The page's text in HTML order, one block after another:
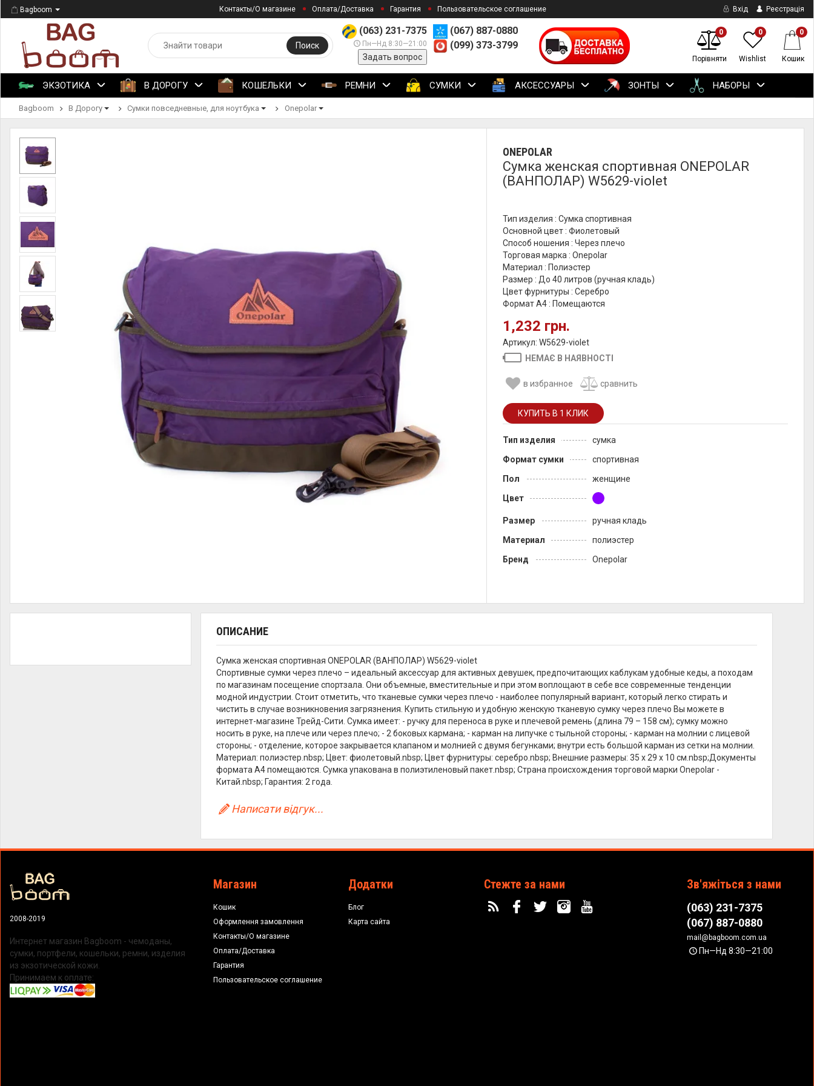
Bagboom Контакты/О магазине Оплата/Доставка Гарантия Пользовательское соглашение Вхід Реєстрація
(063) 231-7375
Пн—Нд 8:30—21:00
Задать вопрос
(067) 887-0880
(099) 373-3799
Поиск
0
Порівняти
0
Wishlist
0
Кошик
ЭКЗОТИКА В ДОРОГУ КОШЕЛЬКИ РЕМНИ СУМКИ АКСЕССУАРЫ ЗОНТЫ НАБОРЫ
Bagboom В Дорогу Сумки повседневные, для ноутбука Onepolar
ONEPOLAR
Сумка женская спортивная ONEPOLAR
(ВАНПОЛАР) W5629-violet
Тип изделия : Сумка спортивная
Основной цвет : Фиолетовый
Способ ношения : Через плечо
Торговая марка : Onepolar
Материал : Полиэстер
Размер : До 40 литров (ручная кладь)
Цвет фурнитуры : Серебро
Формат А4 : Помещаются
1,232 грн.
Артикул: W5629-violet
НЕМАЄ В НАЯВНОСТІ
в избранное сравнить
Тип изделия
сумка
Формат сумки
спортивная
Пол
женщине
Цвет
Размер
ручная кладь
Материал
полиэстер
Бренд
Onepolar
ОПИСАНИЕ
Сумка женская спортивная ONEPOLAR (ВАНПОЛАР) W5629-violet
Спортивные сумки через плечо – идеальный аксессуар для активных девушек, предпочитающих каблукам удобные кеды, а походам
по магазинам посещение спортзала. Они объемные, вместительные и при этом воплощают в себе все современные тенденции
модной индустрии. Стоит отметить, что тканевые сумки через плечо - наиболее популярный вариант, который легко стирать и
чистить в случае возникновения загрязнения. Купить стильную и удобную женскую тканевую сумку через плечо Вы можете в
интернет-магазине Трейд-Сити. Сумка имеет: - ручку для переноса в руке и плечевой ремень (длина 79 – 158 см); сумку можно
носить в руке, на плече или через плечо; - 2 боковых кармана; - карман на липучке с тыльной стороны; - карман на молнии с лицевой
стороны; - отделение, которое закрывается клапаном и молнией с двумя бегунками; внутри есть большой карман из сетки на молнии.
Материал: полиэстер.nbsp; Цвет: фиолетовый.nbsp; Цвет фурнитуры: серебро.nbsp; Внешние размеры: 35 х 29 х 10 см.nbsp;Документы
формата А4 помещаются. Сумка упакована в полиэтиленовый пакет.nbsp; Страна происхождения торговой марки Onepolar -
Китай.nbsp; Гарантия: 2 года.
Написати відгук...
2008-2019
Интернет магазин Bagboom - чемоданы,
сумки, портфели, кошельки, ремни, изделия
из экзотической кожи.
Принимаем к оплате:
Магазин
Кошик
Оформлення замовлення
Контакты/О магазине
Оплата/Доставка
Гарантия
Пользовательское соглашение
Додатки
Блог
Карта сайта
Стежте за нами Зв'яжіться з нами
(063) 231-7375
(067) 887-0880
mail@bagboom.com.ua
Пн—Нд 8:30—21:00